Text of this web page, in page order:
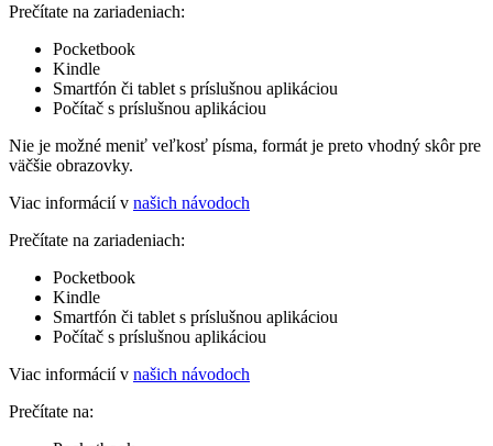
Prečítate na zariadeniach:
Pocketbook
Kindle
Smartfón či tablet s príslušnou aplikáciou
Počítač s príslušnou aplikáciou
Nie je možné meniť veľkosť písma, formát je preto vhodný skôr pre
väčšie obrazovky.
Viac informácií v našich návodoch
Prečítate na zariadeniach:
Pocketbook
Kindle
Smartfón či tablet s príslušnou aplikáciou
Počítač s príslušnou aplikáciou
Viac informácií v našich návodoch
Prečítate na: